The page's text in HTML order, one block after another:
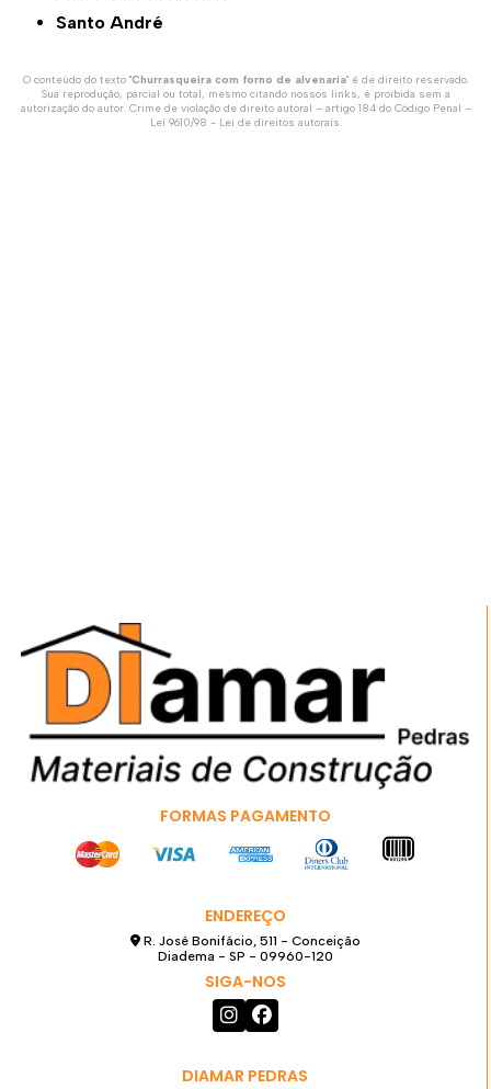
Santo André
O conteúdo do texto "Churrasqueira com forno de alvenaria" é de direito reservado.
Sua reprodução, parcial ou total, mesmo citando nossos links, é proibida sem a
autorização do autor. Crime de violação de direito autoral – artigo 184 do Código Penal –
Lei 9610/98 - Lei de direitos autorais.
FORMAS PAGAMENTO
ENDEREÇO
R. José Bonifácio, 511 - Conceição
Diadema - SP - 09960-120
SIGA-NOS
DIAMAR PEDRAS